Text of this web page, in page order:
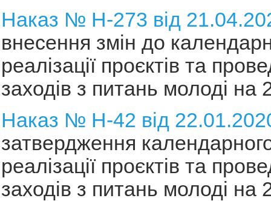
Наказ № Н-273 від
внесення змін до
реалізації проєктів та
заходів з питань молоді на
Наказ № Н-42 від
затвердження
реалізації проєктів та
заходів з питань молоді на